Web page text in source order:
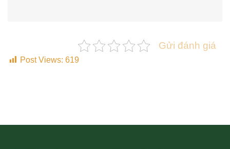
Gửi đánh giá
Post Views: 619